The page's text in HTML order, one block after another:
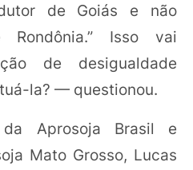
de Goiás e não
Isso vai
de desigualdade
la? — questionou.
Aprosoja Brasil e
Mato Grosso, Lucas